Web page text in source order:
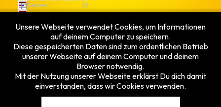
Gestern
25
Diese Woche
123
Diesen Monat
5375834
© 2026 TFVH e.V. - Tischfussballverband Hessen e.V.
Design byvonfio.de
Unsere Webseite verwendet Cookies, um Informationen
auf deinem Computer zu speichern.
Diese gespeicherten Daten sind zum ordentlichen Betrieb
unserer Webseite auf deinem Computer und deinem
Browser notwendig.
Mit der Nutzung unserer Webseite erklärst Du dich damit
einverstanden, dass wir Cookies verwenden.